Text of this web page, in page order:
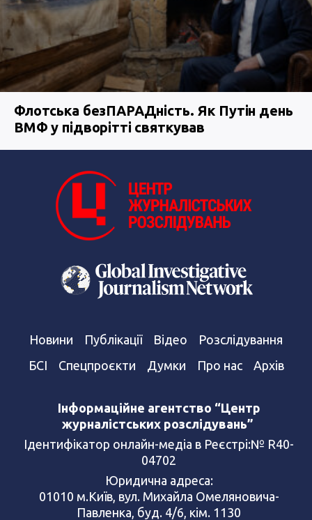
Флотська безПАРАДність. Як Путін день
ВМФ у підворітті святкував
Новини Публікації Відео
Розслідування
БСІ
Спецпроєкти Думки Про нас Архів
Інформаційне агентство “Центр
журналістських розслідувань”
Ідентифікатор онлайн-медіа в Реєстрі:№ R40-
04702
Юридична адреса:
01010 м.Київ, вул. Михайла Омеляновича-
Павленка, буд. 4/6, кім. 1130